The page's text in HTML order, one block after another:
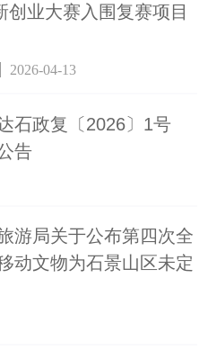
创业大赛入围复赛项目
2026-04-13
石政复〔2026〕1号
告
游局关于公布第四次全
动文物为石景山区未定